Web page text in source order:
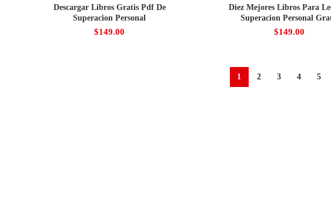
Descargar Libros Gratis Pdf De
Superacion Personal
$149.00
Diez Mejores Libros Para
Superacion Personal
$149.00
1 2 3 4 5